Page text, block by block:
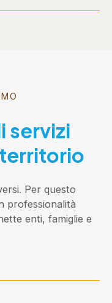
servizi
Per questo
professionalità
enti, famiglie e